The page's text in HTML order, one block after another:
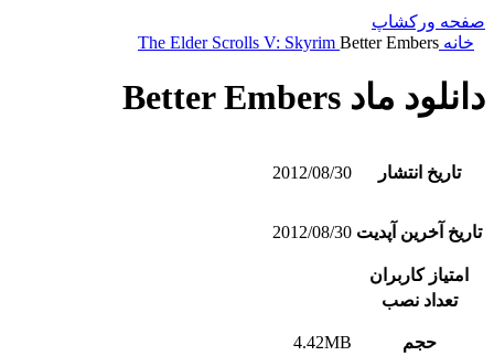
صفحه ورکشاپ
خانه
The Elder Scrolls V: Skyrim Better Embers
دانلود ماد Better Embers
تاریخ انتشار 2012/08/30
تاریخ آخرین آپدیت 2012/08/30
امتیاز کاربران
تعداد نصب
حجم 4.42MB